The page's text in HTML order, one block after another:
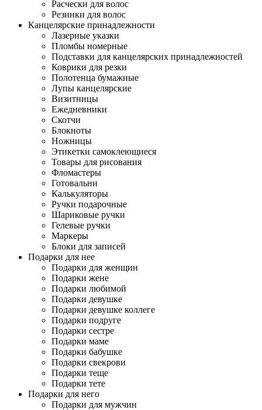
Расчески для волос
Резинки для волос
Канцелярские принадлежности
Лазерные указки
Пломбы номерные
Подставки для канцелярских принадлежностей
Коврики для резки
Полотенца бумажные
Лупы канцелярские
Визитницы
Ежедневники
Скотчи
Блокноты
Ножницы
Этикетки самоклеющиеся
Товары для рисования
Фломастеры
Готовальни
Калькуляторы
Ручки подарочные
Шариковые ручки
Гелевые ручки
Маркеры
Блоки для записей
Подарки для нее
Подарки для женщин
Подарки жене
Подарки любимой
Подарки девушке
Подарки девушке коллеге
Подарки подруге
Подарки сестре
Подарки маме
Подарки бабушке
Подарки свекрови
Подарки теще
Подарки тете
Подарки для него
Подарки для мужчин